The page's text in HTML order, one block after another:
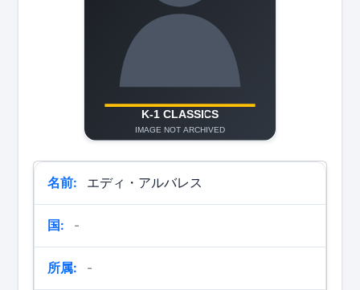
名前: エディ・アルバレス
国: -
所属: -